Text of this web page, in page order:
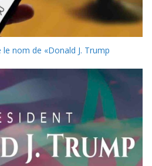
nom de «Donald J. Trump